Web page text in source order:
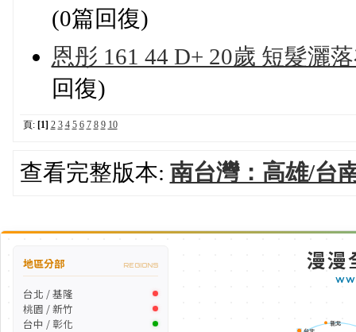
(0篇回復)
恩彤 161 44 D+ 20歲 短髮灑
回復)
頁: [1] 2 3 4 5 6 7 8 9 10
查看完整版本: 南台灣：高雄/台
地區分部 REGIONS
台北 / 基隆
桃園 / 新竹
台中 / 彰化
漫漫
新北